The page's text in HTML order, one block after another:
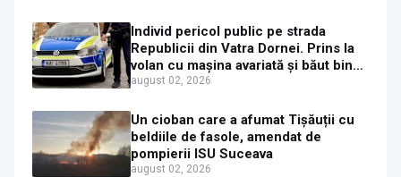
Individ pericol public pe strada
Republicii din Vatra Dornei. Prins la
volan cu mașina avariată și băut bine,
în plină zi
august 02, 2026
Un cioban care a afumat Tișăuții cu
beldiile de fasole, amendat de
pompierii ISU Suceava
august 02, 2026